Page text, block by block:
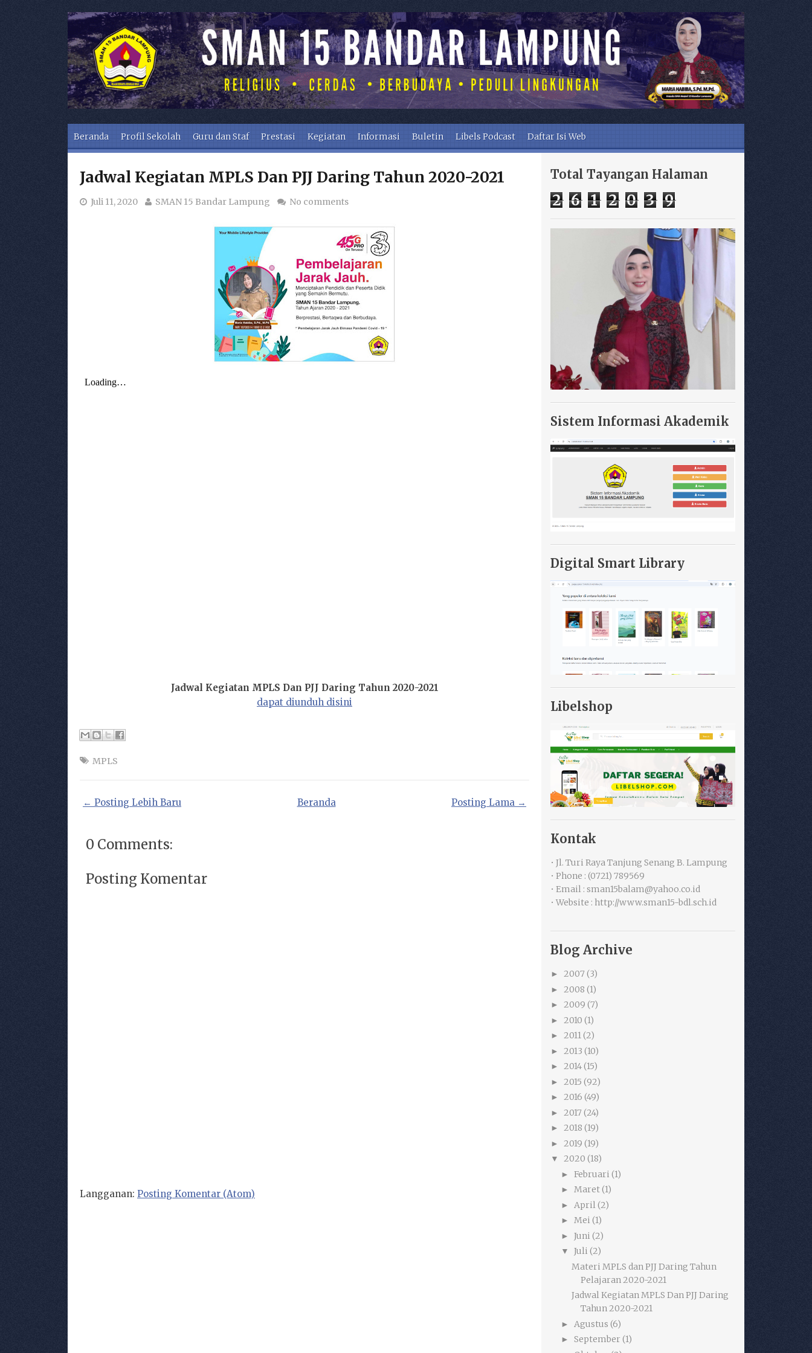
Skip to content
Beranda Profil Sekolah Guru dan Staf Prestasi Kegiatan Informasi Buletin Libels Podcast Daftar Isi Web
Jadwal Kegiatan MPLS Dan PJJ Daring Tahun 2020-2021
Juli 11, 2020 SMAN 15 Bandar Lampung No comments
Jadwal Kegiatan MPLS Dan PJJ Daring Tahun 2020-2021
dapat diunduh disini
MPLS
← Posting Lebih Baru Posting Lama →
Beranda
0 Comments:
Posting Komentar
Langganan: Posting Komentar (Atom)
Total Tayangan Halaman
2 6 1 2 0 3 9
Sistem Informasi Akademik
Digital Smart Library
Libelshop
Kontak
• Jl. Turi Raya Tanjung Senang B. Lampung
• Phone : (0721) 789569
• Email : sman15balam@yahoo.co.id
• Website : http://www.sman15-bdl.sch.id
Blog Archive
► 2007 (3)
► 2008 (1)
► 2009 (7)
► 2010 (1)
► 2011(2)
► 2013 (10)
► 2014(15)
► 2015 (92)
► 2016 (49)
► 2017 (24)
► 2018 (19)
► 2019 (19)
▼ 2020 (18)
► Februari (1)
► Maret(1)
► April(2)
► Mei (1)
► Juni (2)
▼ Juli (2)
Materi MPLS dan PJJ Daring Tahun
Pelajaran 2020-2021
Jadwal Kegiatan MPLS Dan PJJ Daring
Tahun 2020-2021
► Agustus (6)
► September (1)